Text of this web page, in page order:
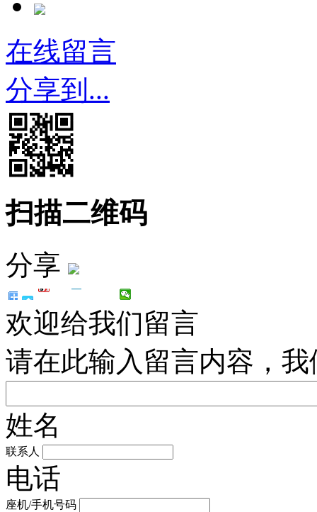
在线留言
分享到...
扫描二维码
分享
欢迎给我们留言
请在此输入留言内容，
姓名
联系人
电话
座机/手机号码